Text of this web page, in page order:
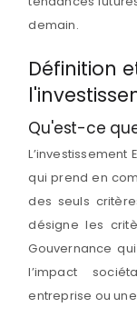
demain.
Définition
Qu'est-ce
L’investissement
qui prend en
des seuls
désigne les
Gouvernance
l’impact
entreprise ou